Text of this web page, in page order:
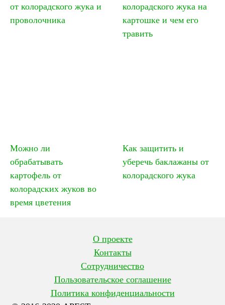
от колорадского жука и
проволочника
колорадского жука на
картошке и чем его
травить
Можно ли
обрабатывать
картофель от
колорадских жуков во
время цветения
Как защитить и
уберечь баклажаны от
колорадского жука
О проекте
Контакты
Сотрудничество
Пользовательское соглашение
Политика конфиденциальности